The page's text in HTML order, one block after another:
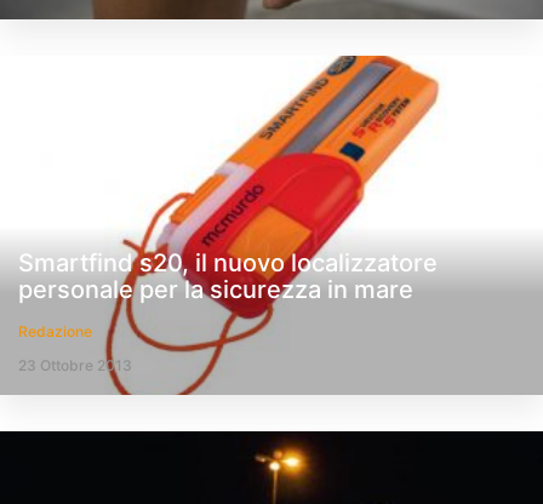
Smartfind s20, il nuovo localizzatore
personale per la sicurezza in mare
Redazione
23 Ottobre 2013